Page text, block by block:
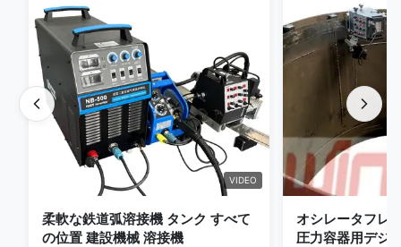
VIDEO
柔軟な鉄道弧溶接機 タンク すべて
の位置 建設機械 溶接機
オシレータフレ
圧力容器用デジ